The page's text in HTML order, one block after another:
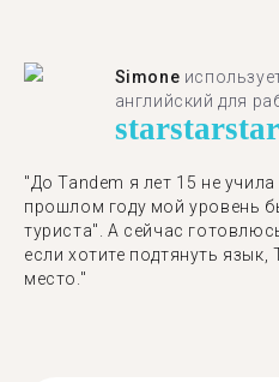
Simone
английский для
starstarstar
"До Tandem я лет 15 не
прошлом году мой уровень
туриста". А сейчас
если хотите подтянуть язык,
место."